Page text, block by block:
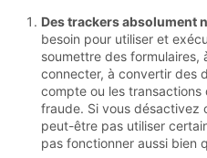
Des trackers absolument
besoin pour utiliser et
soumettre des formulaires,
connecter, à convertir des
compte ou les
fraude. Si vous désactivez
peut-être pas utiliser
pas fonctionner aussi bien